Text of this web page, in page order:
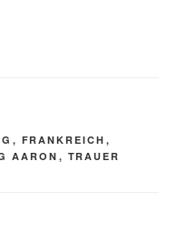
, FRANKREICH ,
AARON , TRAUER